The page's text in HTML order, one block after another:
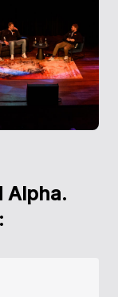
Alpha.